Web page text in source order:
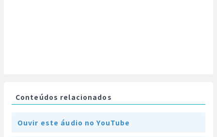
Conteúdos relacionados
Ouvir este áudio no YouTube